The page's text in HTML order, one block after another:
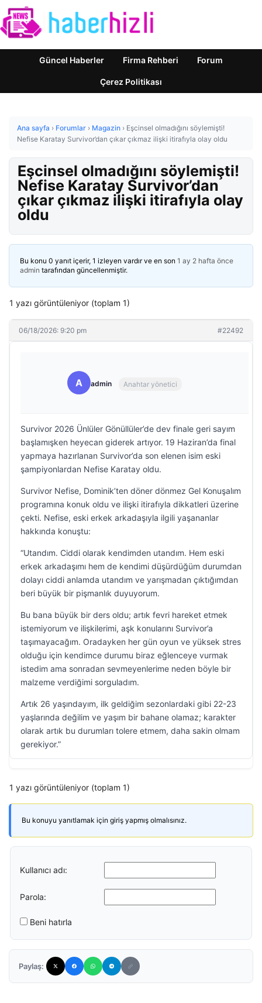
Güncel Haberler Firma Rehberi Forum
Çerez Politikası
Ana sayfa › Forumlar › Magazin › Eşcinsel olmadığını söylemişti!
Nefise Karatay Survivor’dan çıkar çıkmaz ilişki itirafıyla olay oldu
Eşcinsel olmadığını söylemişti!
Nefise Karatay Survivor’dan
çıkar çıkmaz ilişki itirafıyla olay
oldu
Bu konu 0 yanıt içerir, 1 izleyen vardır ve en son 1 ay 2 hafta önce
admin tarafından güncellenmiştir.
1 yazı görüntüleniyor (toplam 1)
06/18/2026: 9:20 pm #22492
A admin Anahtar yönetici
Survivor 2026 Ünlüler Gönüllüler’de dev finale geri sayım
başlamışken heyecan giderek artıyor. 19 Haziran’da final
yapmaya hazırlanan Survivor’da son elenen isim eski
şampiyonlardan Nefise Karatay oldu.
Survivor Nefise, Dominik’ten döner dönmez Gel Konuşalım
programına konuk oldu ve ilişki itirafıyla dikkatleri üzerine
çekti. Nefise, eski erkek arkadaşıyla ilgili yaşananlar
hakkında konuştu:
“Utandım. Ciddi olarak kendimden utandım. Hem eski
erkek arkadaşımı hem de kendimi düşürdüğüm durumdan
dolayı ciddi anlamda utandım ve yarışmadan çıktığımdan
beri büyük bir pişmanlık duyuyorum.
Bu bana büyük bir ders oldu; artık fevri hareket etmek
istemiyorum ve ilişkilerimi, aşk konularını Survivor’a
taşımayacağım. Oradayken her gün oyun ve yüksek stres
olduğu için kendimce durumu biraz eğlenceye vurmak
istedim ama sonradan sevmeyenlerime neden böyle bir
malzeme verdiğimi sorguladım.
Artık 26 yaşındayım, ilk geldiğim sezonlardaki gibi 22-23
yaşlarında değilim ve yaşım bir bahane olamaz; karakter
olarak artık bu durumları tolere etmem, daha sakin olmam
gerekiyor.”
1 yazı görüntüleniyor (toplam 1)
Bu konuyu yanıtlamak için giriş yapmış olmalısınız.
Kullanıcı adı:
Parola:
Beni hatırla
Paylaş: